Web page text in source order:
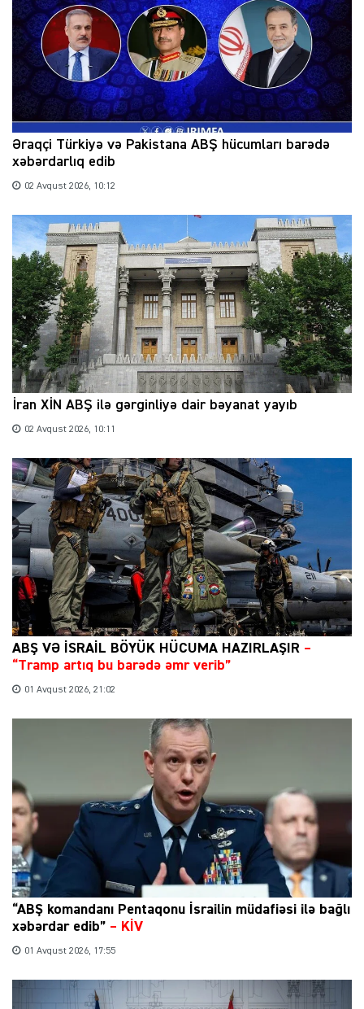
Əraqçi Türkiyə və Pakistana ABŞ hücumları barədə
xəbərdarlıq edib
02 Avqust 2026, 10:12
İran XİN ABŞ ilə gərginliyə dair bəyanat yayıb
02 Avqust 2026, 10:11
ABŞ VƏ İSRAİL BÖYÜK HÜCUMA HAZIRLAŞIR –
“Tramp artıq bu barədə əmr verib”
01 Avqust 2026, 21:02
“ABŞ komandanı Pentaqonu İsrailin müdafiəsi ilə bağlı
xəbərdar edib” – KİV
01 Avqust 2026, 17:55